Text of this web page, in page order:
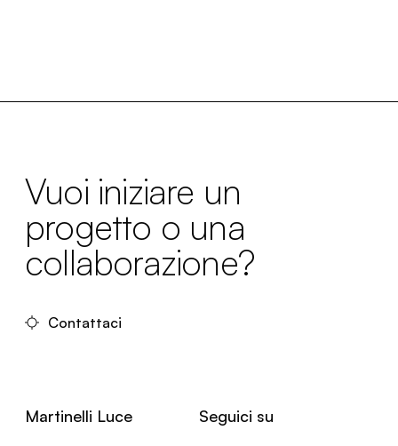
Vuoi iniziare un
progetto o una
collaborazione?
Contattaci
Martinelli Luce Seguici su